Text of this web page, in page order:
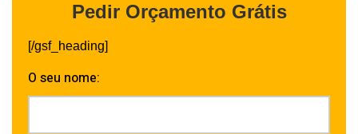
Pedir Orçamento Grátis
[/gsf_heading]
O seu nome: